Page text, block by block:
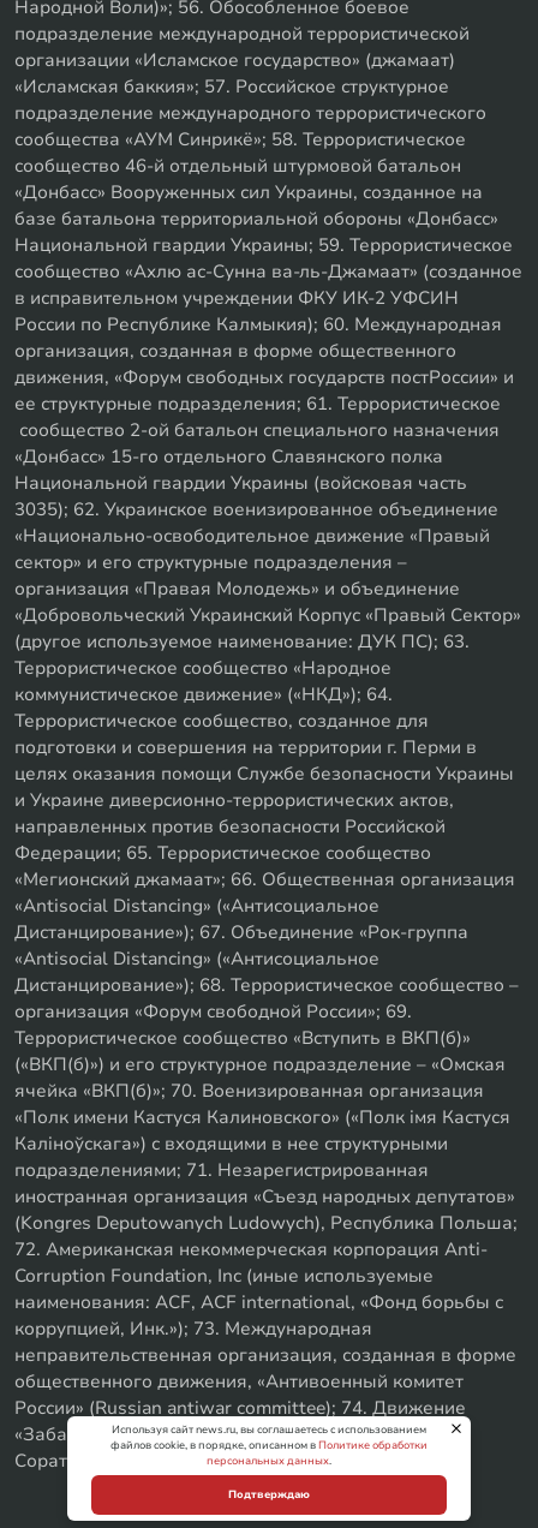
Народной Воли)»; 56. Обособленное боевое
подразделение международной террористической
организации «Исламское государство» (джамаат)
«Исламская баккия»; 57. Российское структурное
подразделение международного террористического
сообщества «АУМ Синрикё»; 58. Террористическое
сообщество 46-й отдельный штурмовой батальон
«Донбасс» Вооруженных сил Украины, созданное на
базе батальона территориальной обороны «Донбасс»
Национальной гвардии Украины; 59. Террористическое
сообщество «Ахлю ас-Сунна ва-ль-Джамаат» (созданное
в исправительном учреждении ФКУ ИК-2 УФСИН
России по Республике Калмыкия); 60. Международная
организация, созданная в форме общественного
движения, «Форум свободных государств постРоссии» и
ее структурные подразделения; 61. Террористическое
сообщество 2-ой батальон специального назначения
«Донбасс» 15-го отдельного Славянского полка
Национальной гвардии Украины (войсковая часть
3035); 62. Украинское военизированное объединение
«Национально-освободительное движение «Правый
сектор» и его структурные подразделения –
организация «Правая Молодежь» и объединение
«Добровольческий Украинский Корпус «Правый Сектор»
(другое используемое наименование: ДУК ПС); 63.
Террористическое сообщество «Народное
коммунистическое движение» («НКД»); 64.
Террористическое сообщество, созданное для
подготовки и совершения на территории г. Перми в
целях оказания помощи Службе безопасности Украины
и Украине диверсионно-террористических актов,
направленных против безопасности Российской
Федерации; 65. Террористическое сообщество
«Мегионский джамаат»; 66. Общественная организация
«Antisocial Distancing» («Антисоциальное
Дистанцирование»); 67. Объединение «Рок-группа
«Antisocial Distancing» («Антисоциальное
Дистанцирование»); 68. Террористическое сообщество –
организация «Форум свободной России»; 69.
Террористическое сообщество «Вступить в ВКП(б)»
(«ВКП(б)») и его структурное подразделение – «Омская
ячейка «ВКП(б)»; 70. Военизированная организация
«Полк имени Кастуся Калиновского» («Полк iмя Кастуся
Калiноўскага») с входящими в нее структурными
подразделениями; 71. Незарегистрированная
иностранная организация «Съезд народных депутатов»
(Kongres Deputowanych Ludowych), Республика Польша;
72. Американская некоммерческая корпорация Anti-
Corruption Foundation, Inc (иные используемые
наименования: ACF, ACF international, «Фонд борьбы с
коррупцией, Инк.»); 73. Международная
неправительственная организация, созданная в форме
общественного движения, «Антивоенный комитет
России» (Russian antiwar committee); 74. Движение
«Забайкальское левое объединение»; 75. «SxE
Соратники с Уфы»
Используя сайт news.ru, вы соглашаетесь с использованием
файлов cookie, в порядке, описанном вПолитике обработки
персональных данных.
Подтверждаю